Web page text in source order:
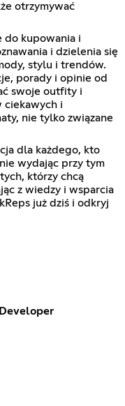
otrzymywać
do kupowania i
i dzielenia się
stylu i trendów.
porady i opinie od
swoje outfity i
ciekawych i
nie tylko związane
dla każdego, kto
wydając przy tym
którzy chcą
z wiedzy i wsparcia
już dziś i odkryj